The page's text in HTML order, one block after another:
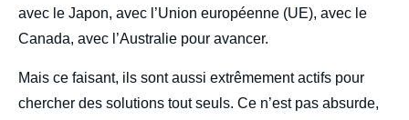
avec le Japon, avec l’Union européenne (UE), avec le
Canada, avec l’Australie pour avancer.
Mais ce faisant, ils sont aussi extrêmement actifs pour
chercher des solutions tout seuls. Ce n’est pas absurde,